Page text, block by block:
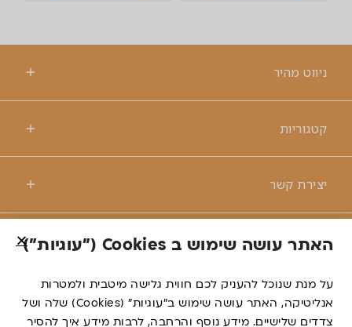
ניווט מהיר
קטגוריות
יצירת קשר
דברו
האתר עושה שימוש ב Cookies ("עוגיות")
על מנת שנוכל להעניק לכם חווית גלישה מיטבית ולמטרות
אנליטיקה, האתר עושה שימוש ב”עוגיות” (Cookies) שלה ושל
צדדים שלישיים. מידע נוסף והרחבה, לרבות מידע איך להסיר